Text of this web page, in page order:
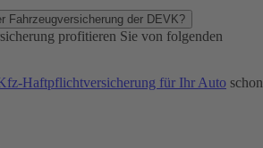
Fahrzeugversicherung der DEVK?
profitieren Sie von folgenden
Haftpflichtversicherung für Ihr Auto schon